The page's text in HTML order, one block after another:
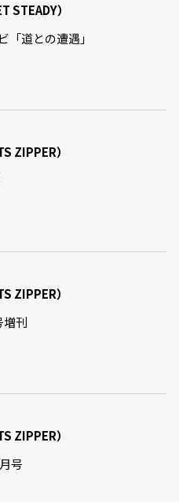
STEADY）
「道との遭遇」
ZIPPER）
ZIPPER）
増刊
ZIPPER）
号